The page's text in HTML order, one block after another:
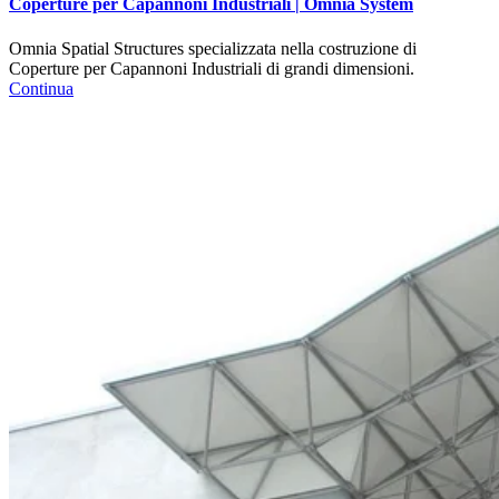
Coperture per Capannoni Industriali | Omnia System
Omnia Spatial Structures specializzata nella costruzione di
Coperture per Capannoni Industriali di grandi dimensioni.
Continua